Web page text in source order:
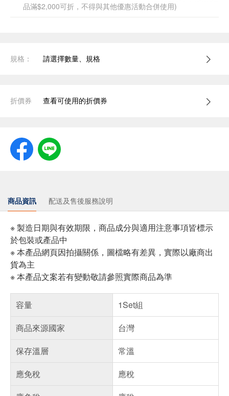
品滿$2,000可折，不得與其他優惠活動合併使用)
規格： 請選擇數量、規格
折價券 查看可使用的折價券
商品資訊 配送及售後服務說明
※ 製造日期與有效期限，商品成分與適用注意事項皆標示
於包裝或產品中
※ 本產品網頁因拍攝關係，圖檔略有差異，實際以廠商出
貨為主
※ 本產品文案若有變動敬請參照實際商品為準
容量
1Set組
商品來源國家
台灣
保存溫層
常溫
應免稅
應稅